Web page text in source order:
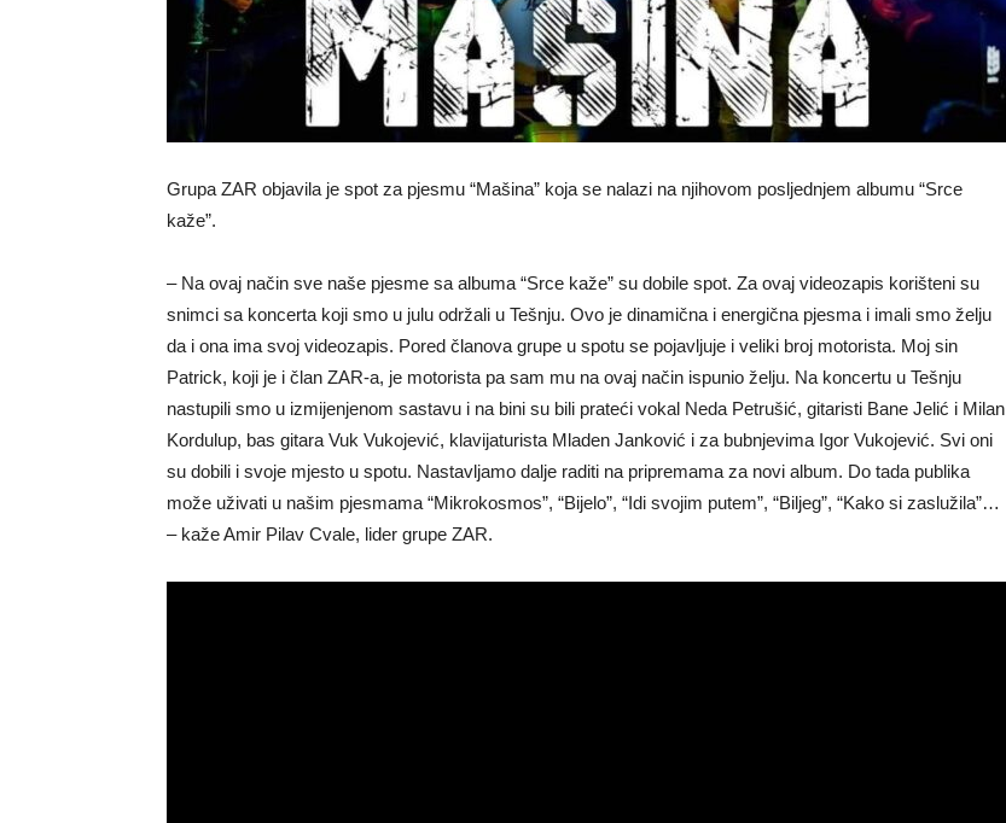
Grupa ZAR objavila je spot za pjesmu “Mašina” koja se nalazi na njihovom posljednjem albumu “Srce
kaže”.
– Na ovaj način sve naše pjesme sa albuma “Srce kaže” su dobile spot. Za ovaj videozapis korišteni su
snimci sa koncerta koji smo u julu održali u Tešnju. Ovo je dinamična i energična pjesma i imali smo želju
da i ona ima svoj videozapis. Pored članova grupe u spotu se pojavljuje i veliki broj motorista. Moj sin
Patrick, koji je i član ZAR-a, je motorista pa sam mu na ovaj način ispunio želju. Na koncertu u Tešnju
nastupili smo u izmijenjenom sastavu i na bini su bili prateći vokal Neda Petrušić, gitaristi Bane Jelić i Milan
Kordulup, bas gitara Vuk Vukojević, klavijaturista Mladen Janković i za bubnjevima Igor Vukojević. Svi oni
su dobili i svoje mjesto u spotu. Nastavljamo dalje raditi na pripremama za novi album. Do tada publika
može uživati u našim pjesmama “Mikrokosmos”, “Bijelo”, “Idi svojim putem”, “Biljeg”, “Kako si zaslužila”…
– kaže Amir Pilav Cvale, lider grupe ZAR.